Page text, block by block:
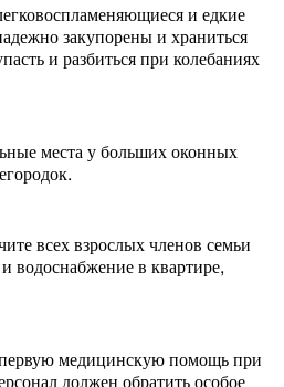
и едкие
закупорены и храниться
и разбиться при колебаниях
места у больших оконных
всех взрослых членов семьи
водоснабжение в квартире,
медицинскую помощь при
должен обратить особое